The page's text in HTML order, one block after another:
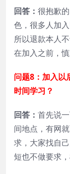
回答： 很抱歉
色，很多人加
所以退款本人
在加入之前，
问题8：加入以
时间学习？
回答： 首先说
间地点，有网
求，大家找自
短也不做要求